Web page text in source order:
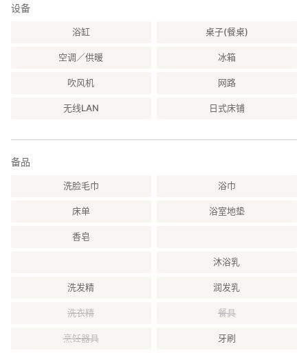
设备
浴缸 桌子(餐桌)
空调／供暖 冰箱
吹风机 网路
无线LAN 日式床铺
备品
洗脸毛巾 浴巾
床单 浴室地垫
香皂
沐浴乳
洗发精 润发乳
洗衣精 餐具
烹饪器具 牙刷